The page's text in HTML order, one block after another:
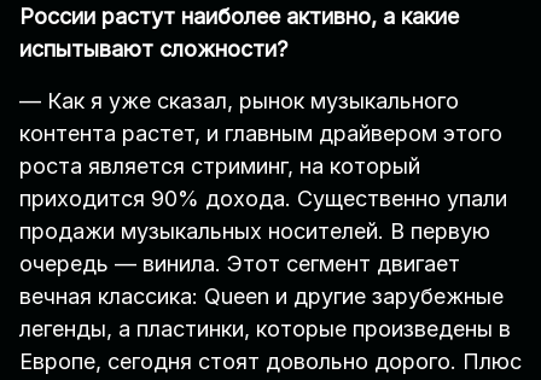
России растут наиболее активно, а какие
испытывают сложности?
— Как я уже сказал, рынок музыкального
контента растет, и главным драйвером этого
роста является стриминг, на который
приходится 90% дохода. Существенно упали
продажи музыкальных носителей. В первую
очередь — винила. Этот сегмент двигает
вечная классика: Queen и другие зарубежные
легенды, а пластинки, которые произведены в
Европе, сегодня стоят довольно дорого. Плюс